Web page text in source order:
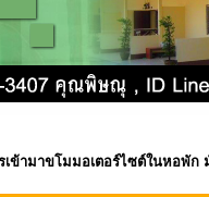
เข้ามาขโมมอเตอร์ไซต์ในหอพัก